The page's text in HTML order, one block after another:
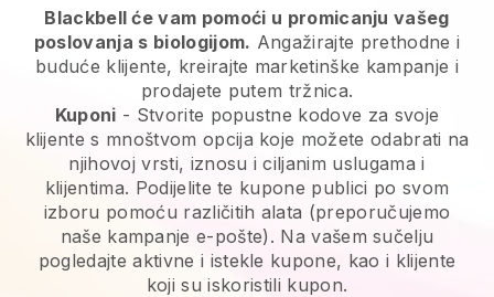
Blackbell će vam pomoći u promicanju vašeg
poslovanja s biologijom. Angažirajte prethodne i
buduće klijente, kreirajte marketinške kampanje i
prodajete putem tržnica.
Kuponi - Stvorite popustne kodove za svoje
klijente s mnoštvom opcija koje možete odabrati na
njihovoj vrsti, iznosu i ciljanim uslugama i
klijentima. Podijelite te kupone publici po svom
izboru pomoću različitih alata (preporučujemo
naše kampanje e-pošte). Na vašem sučelju
pogledajte aktivne i istekle kupone, kao i klijente
koji su iskoristili kupon.